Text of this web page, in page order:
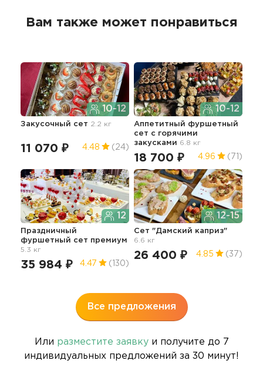
Вам также может понравиться
10-12
Закусочный сет 2.2 кг
11 070 ₽ 4.48 (24)
10-12
Аппетитный фуршетный
сет с горячими
закусками 6.8 кг
18 700 ₽ 4.96 (71)
12
Праздничный
фуршетный сет премиум
5.3 кг
35 984 ₽ 4.47 (130)
12-15
Сет "Дамский каприз"
6.6 кг
26 400 ₽ 4.85 (37)
Все предложения
Или разместите заявкуи получите до 7
индивидуальных предложений за 30 минут!